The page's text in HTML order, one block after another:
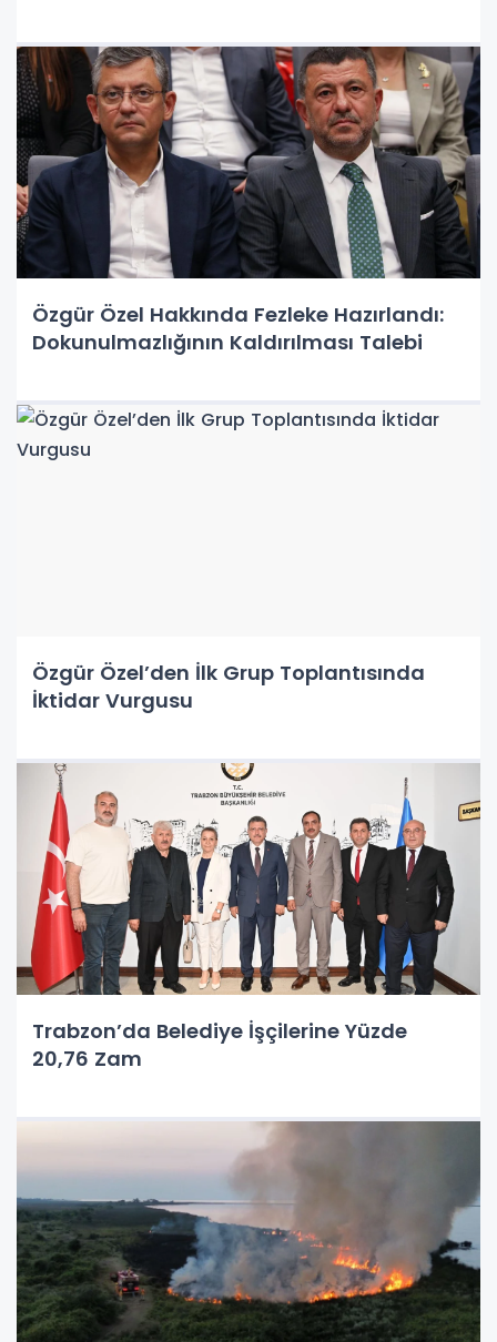
Özgür Özel Hakkında Fezleke Hazırlandı:
Dokunulmazlığının Kaldırılması Talebi
Özgür Özel’den İlk Grup Toplantısında
İktidar Vurgusu
Trabzon’da Belediye İşçilerine Yüzde
20,76 Zam